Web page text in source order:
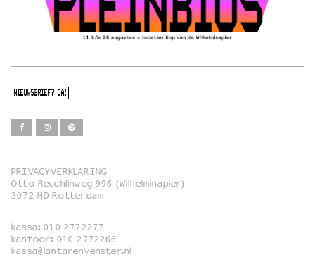
NIEUWSBRIEF? JA!
Film
Familie
PRIVACYVERKLARING
Otto Reuchlinweg 996 (Wilhelminapier)
3072 MD Rotterdam
kassa: 010 2772277
kantoor: 010 2772266
kassa@lantarenvenster.nl